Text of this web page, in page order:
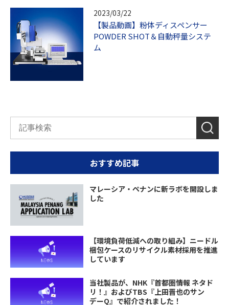
2023/03/22
【製品動画】粉体ディスペンサー
POWDER SHOT＆自動秤量システ
ム
おすすめ記事
マレーシア・ペナンに新ラボを開設しま
した
【環境負荷低減への取り組み】ニードル
梱包ケースのリサイクル素材採用を推進
しています
当社製品が、NHK『首都圏情報 ネタド
リ！』およびTBS『上田晋也のサン
デーQ』で紹介されました！